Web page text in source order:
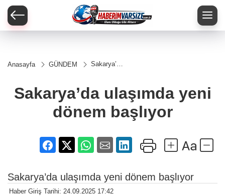
Anasayfa GÜNDEM
Sakarya’da
başlıyor
Sakarya’da ulaşımda yeni
dönem başlıyor
Sakarya’da ulaşımda yeni dönem başlıyor
Haber Giriş Tarihi: 24.09.2025 17:42